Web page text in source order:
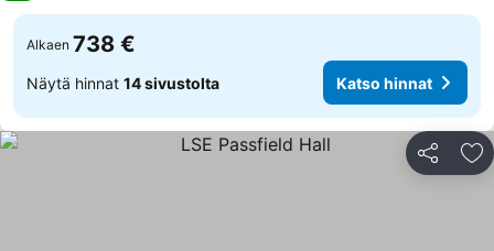
Alkaen 738 €
Näytä hinnat 14 sivustolta Katso hinnat
Jaa